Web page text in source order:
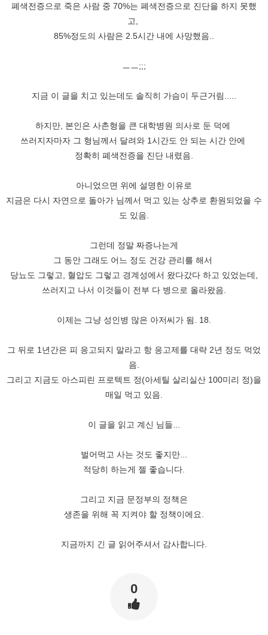
폐색전증으로 죽은 사람 중 70%는 폐색전증으로 진단을 하지 못했
고,
85%정도의 사람은 2.5시간 내에 사망했음..
ㅡㅡ;;;
지금 이 글을 치고 있는데도 솔직히 가슴이 두근거림.....
하지만, 본인은 사촌형을 큰 대학병원 의사로 둔 덕에
쓰러지자마자 그 형님께서 달려와 1시간도 안 되는 시간 안에
정확히 폐색전증을 진단 내렸음.
아니었으면 위에 설명한 이유로
지금은 다시 자연으로 돌아가 님께서 먹고 있는 상추로 환원되었을 수
도 있음.
그런데 정말 짜증나는게
그 동안 그래도 어느 정도 건강 관리를 해서
당뇨도 그렇고, 혈압도 그렇고 경계성에서 왔다갔다 하고 있었는데,
쓰러지고 나서 이것들이 전부 다 병으로 올라왔음.
이제는 그냥 성인병 많은 아저씨가 됨. 18.
그 뒤로 1년간은 피 응고되지 말라고 항 응고제를 대략 2년 정도 먹었
음.
그리고 지금도 아스피린 프로텍트 정(아세틸 살리실산 100미리 정)을
매일 먹고 있음.
이 글을 읽고 계신 님들...
벌어먹고 사는 것도 좋지만...
적당히 하는게 젤 좋습니다.
그리고 지금 문정부의 정책은
생존을 위해 꼭 지켜야 할 정책이에요.
지금까지 긴 글 읽어주셔서 감사합니다.
0